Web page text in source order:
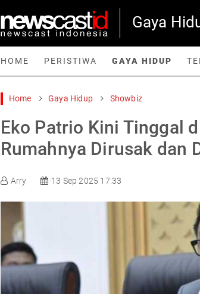
Gaya
HOME PERISTIWA GAYA HIDUP
Gaya Hidup
Home Gaya Hidup Showbiz
Eko Patrio Kini Tinggal
Rumahnya Dirusak dan
Arry 13 Sep 2025 17:33